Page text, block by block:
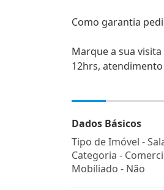
Como garantia
Marque a sua
12hrs, atendimento
Dados Básicos
Tipo de Imóvel -
Categoria -
Mobiliado - Não